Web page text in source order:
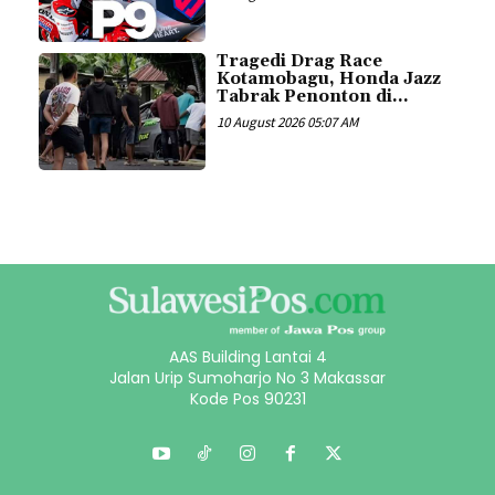
Tragedi Drag Race
Kotamobagu, Honda Jazz
Tabrak Penonton di...
10 August 2026 05:07 AM
AAS Building Lantai 4
Jalan Urip Sumoharjo No 3 Makassar
Kode Pos 90231